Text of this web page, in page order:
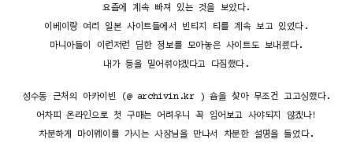
요즘에 계속 빠져 있는 것을 보았다.
이베이랑 여러 일본 사이트들에서 빈티지 티를 계속 보고 있었다.
마니아들이 이런저런 딥한 정보를 모아놓은 사이트도 보내줬다.
내가 등을 밀어줘야겠다고 다짐했다.
성수동 근처의 아카이빈 (@ archivin.kr ) 숍을 찾아 무조건 고고싱했다.
어차피 온라인으로 첫 구매는 어려우니 꼭 입어보고 사야되지 않겠나!
차분하게 마이웨이를 가시는 사장님을 만나서 차분한 설명을 들었다.